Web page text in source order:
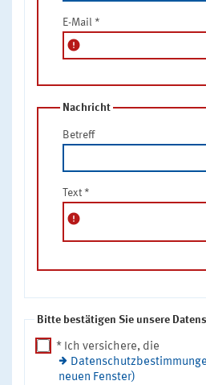
E-Mail *
error
Nachricht
Betreff
Text *
error
Bitte bestätigen Sie unsere
* Ich versichere, die
neuen Fenster)